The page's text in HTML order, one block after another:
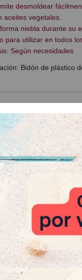
desmoldear
aceites vegetales.
niebla durante su
para utilizar en todos
Según necesidades
Bidón de plástico
Uni Plus
Consultar